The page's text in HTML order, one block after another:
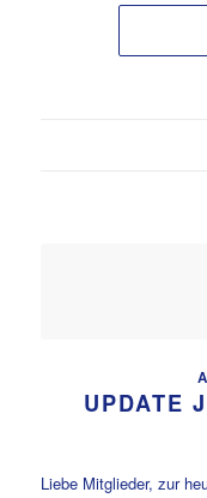
UPDATE
Liebe Mitglieder, zur